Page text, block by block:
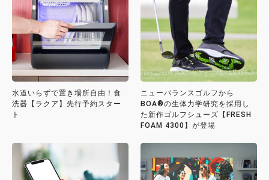
水道いらずで置き場所自由！食
洗器【ラクア】先行予約スター
ト
ニューバランスゴルフから
BOA®の生体力学研究を採用し
た新作ゴルフシューズ【FRESH
FOAM 4300】が登場